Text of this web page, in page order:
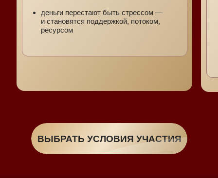
деньги перестают быть стрессом —
и становятся поддержкой, потоком,
ресурсом
ВЫБРАТЬ УСЛОВИЯ УЧАСТИЯ